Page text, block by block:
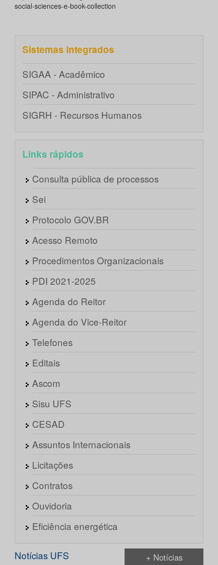
social-sciences-e-book-collection
Sistemas integrados
SIGAA - Acadêmico
SIPAC - Administrativo
SIGRH - Recursos Humanos
Links rápidos
Consulta pública de processos
Sei
Protocolo GOV.BR
Acesso Remoto
Procedimentos Organizacionais
PDI 2021-2025
Agenda do Reitor
Agenda do Vice-Reitor
Telefones
Editais
Ascom
Sisu UFS
CESAD
Assuntos Internacionais
Licitações
Contratos
Ouvidoria
Eficiência energética
Notícias UFS + Notícias